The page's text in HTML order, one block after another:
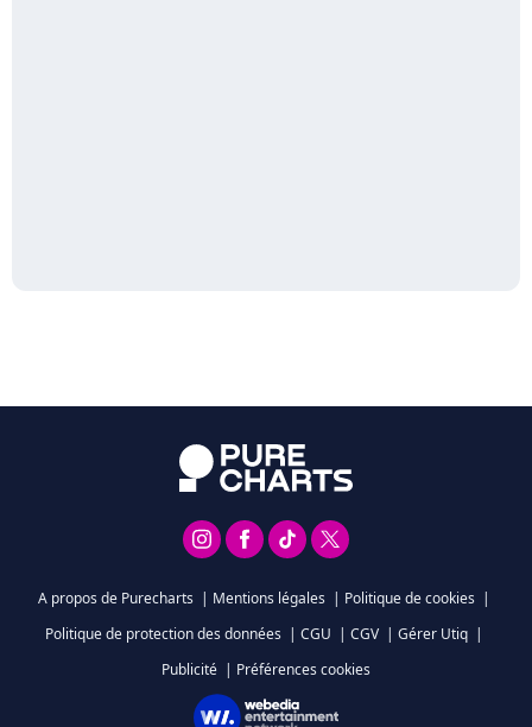
A propos de Purecharts | Mentions légales | Politique de cookies |
Politique de protection des données | CGU | CGV | Gérer Utiq |
Publicité | Préférences cookies